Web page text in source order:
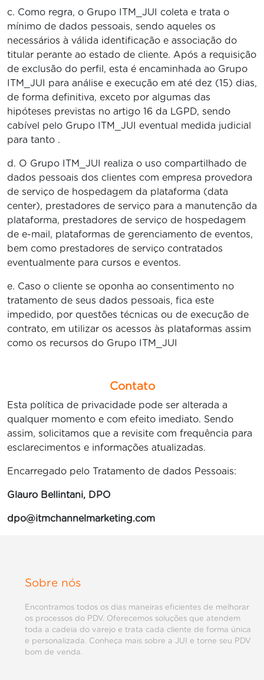
c. Como regra, o Grupo ITM_JUI coleta e trata o
mínimo de dados pessoais, sendo aqueles os
necessários à válida identificação e associação do
titular perante ao estado de cliente. Após a requisição
de exclusão do perfil, esta é encaminhada ao Grupo
ITM_JUI para análise e execução em até dez (15) dias,
de forma definitiva, exceto por algumas das
hipóteses previstas no artigo 16 da LGPD, sendo
cabível pelo Grupo ITM_JUI eventual medida judicial
para tanto .
d. O Grupo ITM_JUI realiza o uso compartilhado de
dados pessoais dos clientes com empresa provedora
de serviço de hospedagem da plataforma (data
center), prestadores de serviço para a manutenção da
plataforma, prestadores de serviço de hospedagem
de e-mail, plataformas de gerenciamento de eventos,
bem como prestadores de serviço contratados
eventualmente para cursos e eventos.
e. Caso o cliente se oponha ao consentimento no
tratamento de seus dados pessoais, fica este
impedido, por questões técnicas ou de execução de
contrato, em utilizar os acessos às plataformas assim
como os recursos do Grupo ITM_JUI
Contato
Esta política de privacidade pode ser alterada a
qualquer momento e com efeito imediato. Sendo
assim, solicitamos que a revisite com frequência para
esclarecimentos e informações atualizadas.
Encarregado pelo Tratamento de dados Pessoais:
Glauro Bellintani, DPO
dpo@itmchannelmarketing.com
Sobre nós
Encontramos todos os dias maneiras eficientes de melhorar
os processos do PDV. Oferecemos soluções que atendem
toda a cadeia do varejo e trata cada cliente de forma única
e personalizada. Conheça mais sobre a JUI e torne seu PDV
bom de venda.